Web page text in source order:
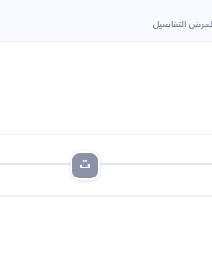
التفاصيل
ت